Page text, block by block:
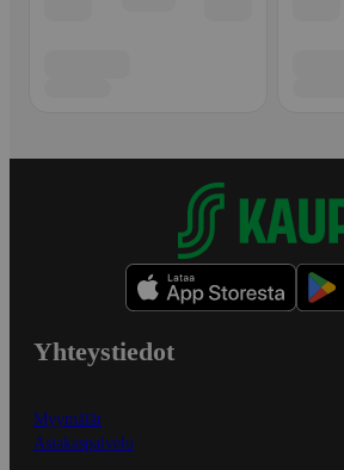
Yhteystiedot
Myymälät
Asiakaspalvelu